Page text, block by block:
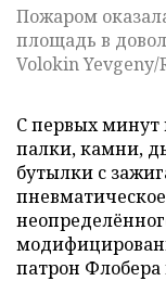
Пожаром
площадь в
Volokin Yevgeny/
С первых минут
палки, камни,
бутылки с
патрон Флобера